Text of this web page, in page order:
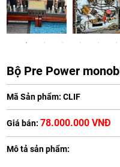
Bộ Pre Power
Mã Sản phẩm: CLIF
Giá bán: 78.000.000 VNĐ
Mô tả sản phẩm: